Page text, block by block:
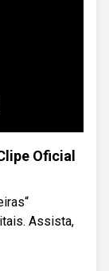
Oficial
Assista,